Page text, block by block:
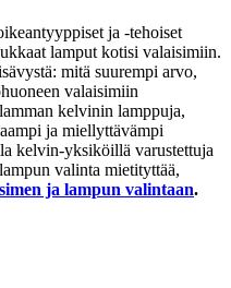
ja -tehoiset
lamput kotisi valaisimiin.
mitä suurempi arvo,
valaisimiin
kelvinin lamppuja,
ja miellyttävämpi
kelvin-yksiköillä varustettuja
valinta mietityttää,
ja lampun valintaan.